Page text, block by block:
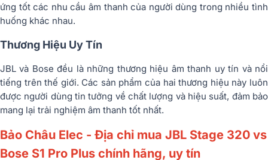
ứng tốt các nhu cầu âm thanh của người dùng trong nhiều tình
huống khác nhau.
Thương Hiệu Uy Tín
JBL và Bose đều là những thương hiệu âm thanh uy tín và nổi
tiếng trên thế giới. Các sản phẩm của hai thương hiệu này luôn
được người dùng tin tưởng về chất lượng và hiệu suất, đảm bảo
mang lại trải nghiệm âm thanh tốt nhất.
Bảo Châu Elec - Địa chỉ mua JBL Stage 320 vs
Bose S1 Pro Plus chính hãng, uy tín